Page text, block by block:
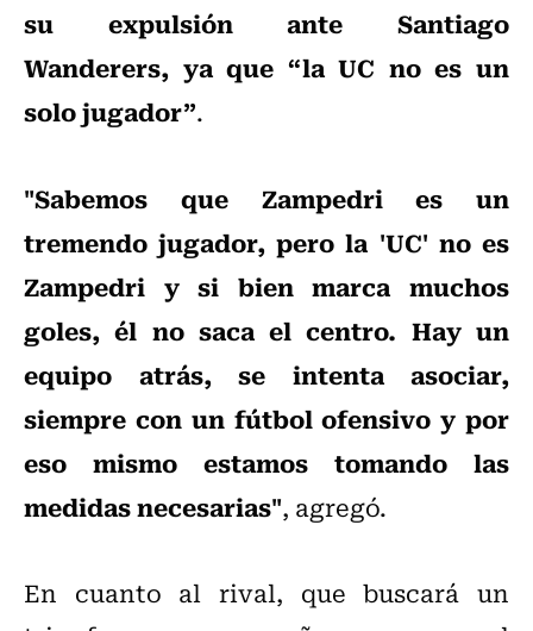
su expulsión ante Santiago
Wanderers, ya que “la UC no es un
solo jugador”.
"Sabemos que Zampedri es un
tremendo jugador, pero la 'UC' no es
Zampedri y si bien marca muchos
goles, él no saca el centro. Hay un
equipo atrás, se intenta asociar,
siempre con un fútbol ofensivo y por
eso mismo estamos tomando las
medidas necesarias", agregó.
En cuanto al rival, que buscará un